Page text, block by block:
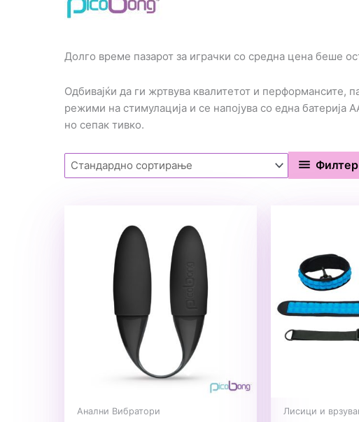
Долго време пазарот за играчки со средна цена беше
Одбивајќи да ги жртвува квалитетот и перформансите,
режими на стимулација и се напојува со една
но сепак тивко.
Филтер
Анални Вибратори Лисици и